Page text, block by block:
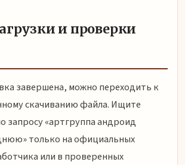
и проверки
завершена, можно переходить к
скачиванию файла. Ищите
запросу «артгруппа андроид
только на официальных
или в проверенных